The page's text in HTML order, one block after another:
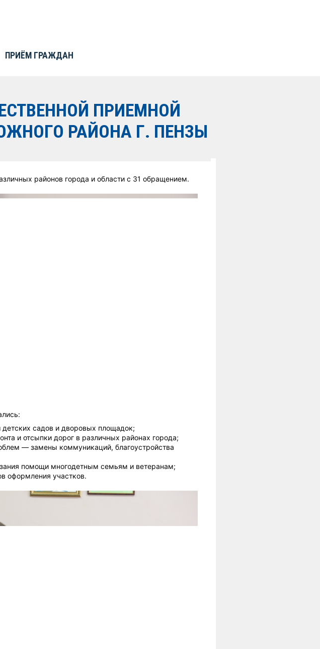
ПРИЁМ ГРАЖДАН
ПРИЕМНОЙ
РАЙОНА Г. ПЕНЗЫ
районов города и области с 31 обращением.
детских садов и дворовых площадок;
и отсыпки дорог в различных районах города;
— замены коммуникаций, благоустройства
помощи многодетным семьям и ветеранам;
оформления участков.